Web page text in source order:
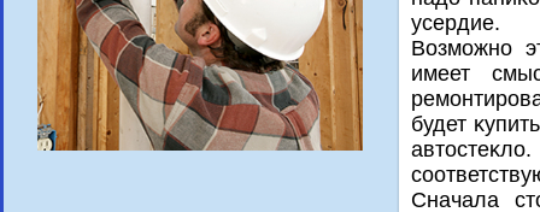
усердие.
Возможно
имеет
будет
Сначала